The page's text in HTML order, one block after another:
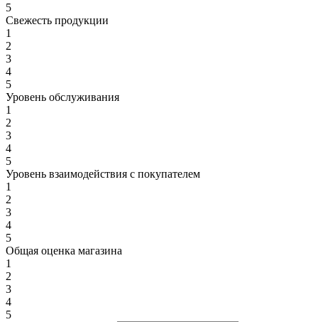
5
Свежесть продукции
1
2
3
4
5
Уровень обслуживания
1
2
3
4
5
Уровень взаимодействия с покупателем
1
2
3
4
5
Общая оценка магазина
1
2
3
4
5